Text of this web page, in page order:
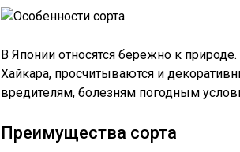
В Японии относятся бережно к
Хайкара, просчитываются и
вредителям, болезням погодным
Преимущества сорта